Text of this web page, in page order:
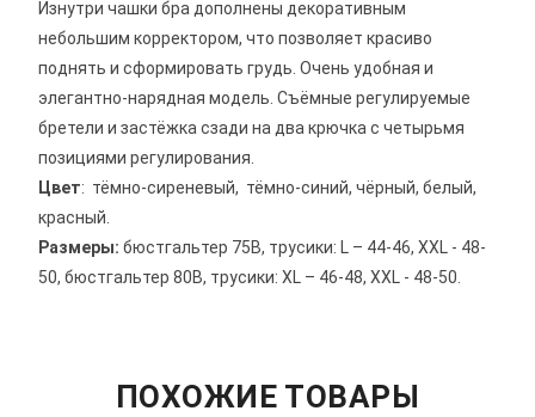
Изнутри чашки бра дополнены декоративным
небольшим корректором, что позволяет красиво
поднять и сформировать грудь. Очень удобная и
элегантно-нарядная модель. Съёмные регулируемые
бретели и застёжка сзади на два крючка с четырьмя
позициями регулирования.
Цвет: тёмно-сиреневый, тёмно-синий, чёрный, белый,
красный.
Размеры: бюстгальтер 75В, трусики: L – 44-46, XXL - 48-
50, бюстгальтер 80В, трусики: XL – 46-48, XXL - 48-50.
ПОХОЖИЕ ТОВАРЫ